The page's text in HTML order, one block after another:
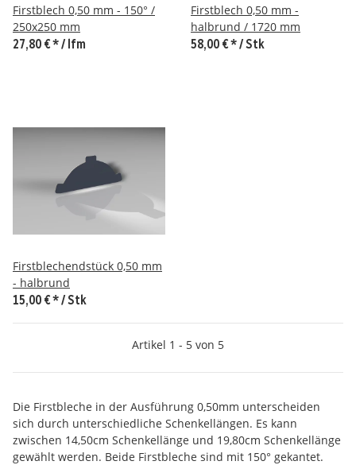
Firstblech 0,50 mm - 150° /
250x250 mm
27,80 €*/ lfm
Firstblech 0,50 mm -
halbrund / 1720 mm
58,00 €*/ Stk
Firstblechendstück 0,50 mm
- halbrund
15,00 €*/ Stk
Artikel 1 - 5 von 5
Die Firstbleche in der Ausführung 0,50mm unterscheiden
sich durch unterschiedliche Schenkellängen. Es kann
zwischen 14,50cm Schenkellänge und 19,80cm Schenkellänge
gewählt werden. Beide Firstbleche sind mit 150° gekantet.